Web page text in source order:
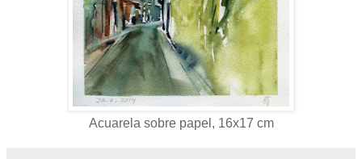
Acuarela sobre papel, 16x17 cm